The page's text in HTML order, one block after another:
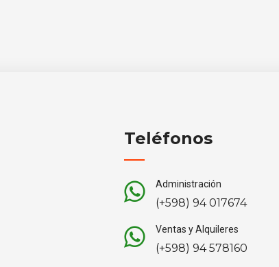
Teléfonos
Administración
(+598) 94 017674
Ventas y Alquileres
(+598) 94 578160